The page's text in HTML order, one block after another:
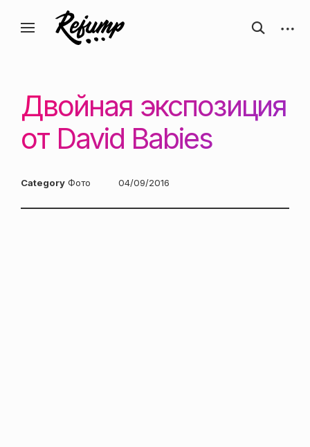
содержанию
Искусство, дизайн, вдохновение —
ReJump.ru
Блог о творчестве
открыть
форму
Двойная экспозиция
от David Babies
Category Фото
Posted
04/09/2016